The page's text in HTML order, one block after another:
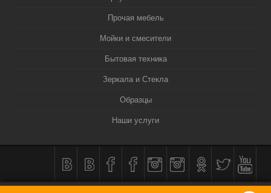
Прочая мебель
Мойки и смесители
Бытовая техника
Зеркала и Стекла
Образцы
Наши услуги